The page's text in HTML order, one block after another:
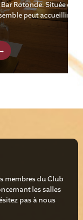
Située dans
jusqu’à
membres du Club
les salles
pas à nous